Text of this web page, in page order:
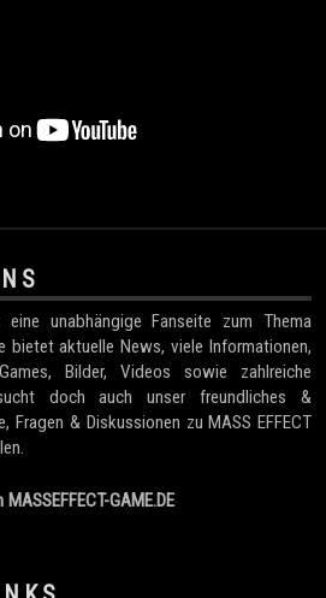
eine unabhängige Fanseite zum Thema
bietet aktuelle News, viele Informationen,
Bilder, Videos sowie zahlreiche
doch auch unser freundliches &
Fragen & Diskussionen zu MASS EFFECT
GAME.DE